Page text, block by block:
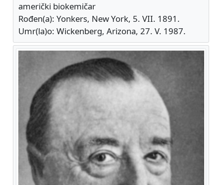
američki biokemičar
Rođen(a): Yonkers, New York, 5. VII. 1891.
Umr(la)o: Wickenberg, Arizona, 27. V. 1987.